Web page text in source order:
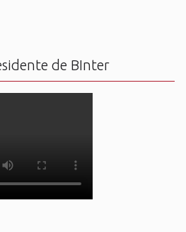
de BInter